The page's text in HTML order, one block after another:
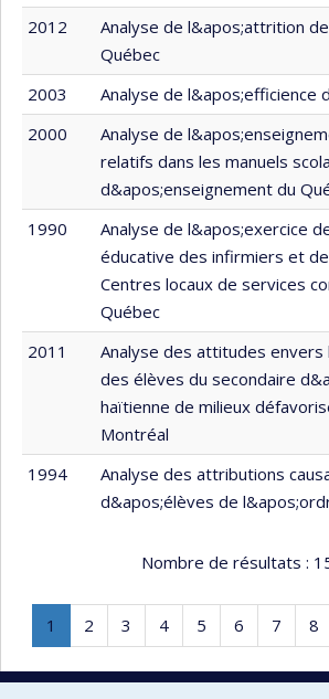
2012
Analyse de l&apos;attrition
Québec
2003
Analyse de l&apos;efficience
2000
Analyse de
relatifs dans les manuels
d&apos;enseignement du
1990
Analyse de l&apos;exercice
éducative des infirmiers et
Centres locaux de services
Québec
2011
Analyse des attitudes envers
des élèves du secondaire
haïtienne de milieux
Montréal
1994
Analyse des attributions
d&apos;élèves de
Nombre de résultats :
Page
1
Page
courante.
Page
2 Page
3 Page
4 Page
5 Page
6 Page
7 8